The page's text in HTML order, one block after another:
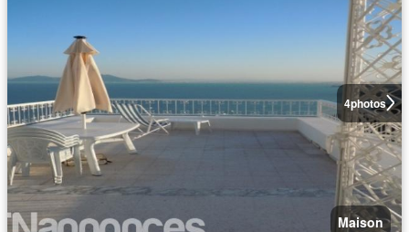
4photos
Maison